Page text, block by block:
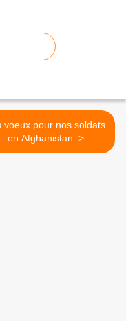
voeux pour nos soldats
en Afghanistan. >